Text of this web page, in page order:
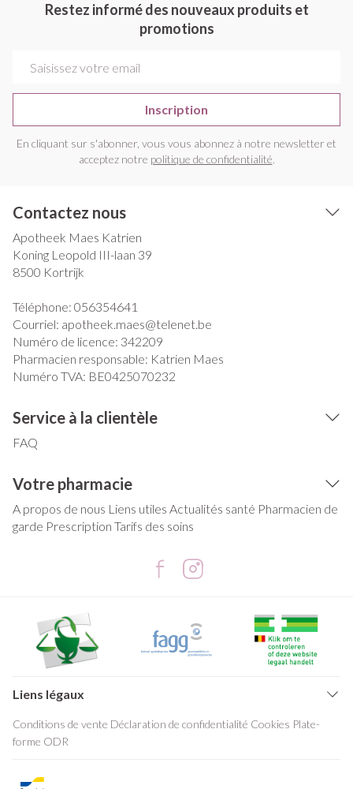
Restez informé des nouveaux produits et
promotions
Inscription
En cliquant sur s'abonner, vous vous abonnez à notre newsletter et
acceptez notre politique de confidentialité.
Contactez nous
Apotheek Maes Katrien
Koning Leopold III-laan 39
8500 Kortrijk
Téléphone: 056354641
Courriel: apotheek.maes@telenet.be
Numéro de licence: 342209
Pharmacien responsable: Katrien Maes
Numéro TVA: BE0425070232
Service à la clientèle
FAQ
Votre pharmacie
A propos de nous Liens utiles Actualités santé Pharmacien de
garde Prescription Tarifs des soins
Liens légaux
Conditions de vente Déclaration de confidentialité Cookies Plate-
forme ODR